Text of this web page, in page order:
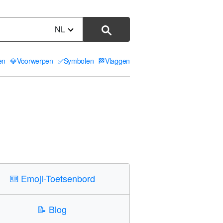
NL
💎Voorwerpen ✅Symbolen 🏁Vlaggen
⌨️ Emoji-Toetsenbord
📝 Blog